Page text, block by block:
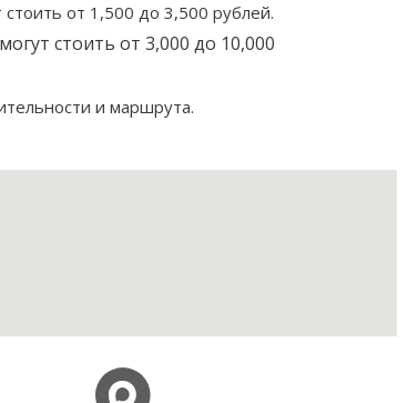
от 1,500 до 3,500 рублей.
стоить от 3,000 до 10,000
и маршрута.